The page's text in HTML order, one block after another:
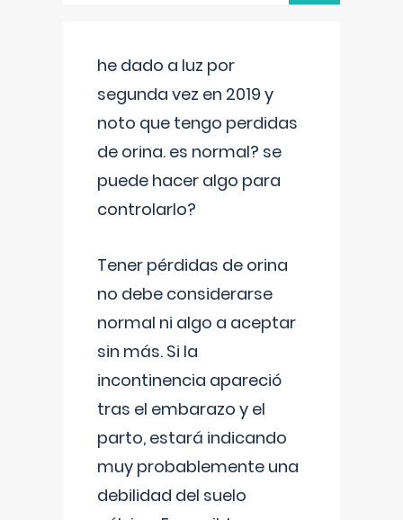
he dado a luz por
segunda vez en 2019 y
noto que tengo perdidas
de orina. es normal? se
puede hacer algo para
controlarlo?
Tener pérdidas de orina
no debe considerarse
normal ni algo a aceptar
sin más. Si la
incontinencia apareció
tras el embarazo y el
parto, estará indicando
muy probablemente una
debilidad del suelo